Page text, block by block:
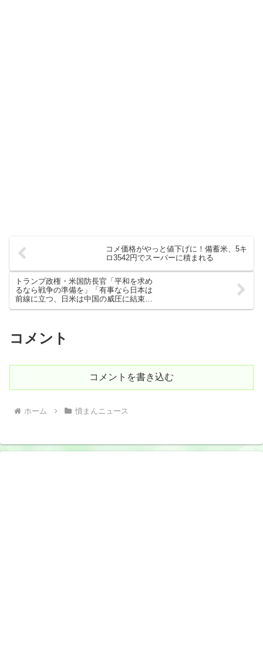
コメ価格がやっと値下げに！備蓄米、5キ
ロ3542円でスーパーに積まれる
トランプ政権・米国防長官「平和を求め
るなら戦争の準備を」「有事なら日本は
前線に立つ、日米は中国の威圧に結束し
立ち向かう」
コメント
コメントを書き込む
ホーム 憤まんニュース